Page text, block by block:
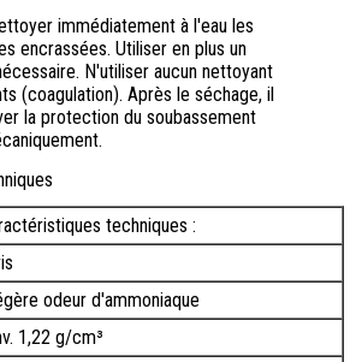
immédiatement à l'eau les
encrassées. Utiliser en plus un
N'utiliser aucun nettoyant
(coagulation). Après le séchage, il
la protection du soubassement
techniques :
odeur d'ammoniaque
1,22 g/cm³